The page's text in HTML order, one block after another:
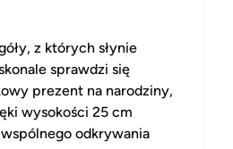
z których słynie
sprawdzi się
prezent na narodziny,
wysokości 25 cm
odkrywania